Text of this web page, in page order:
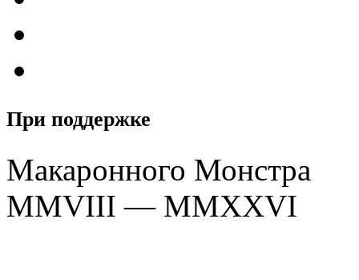
При поддержке
Макаронного Монстра
MMVIII — MMXXVI